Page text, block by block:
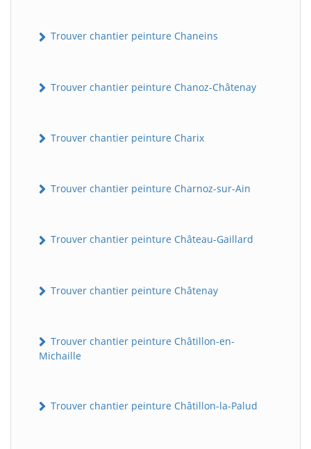
Trouver chantier peinture Chaneins
Trouver chantier peinture Chanoz-Châtenay
Trouver chantier peinture Charix
Trouver chantier peinture Charnoz-sur-Ain
Trouver chantier peinture Château-Gaillard
Trouver chantier peinture Châtenay
Trouver chantier peinture Châtillon-en-
Michaille
Trouver chantier peinture Châtillon-la-Palud